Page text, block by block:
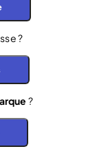
?
?